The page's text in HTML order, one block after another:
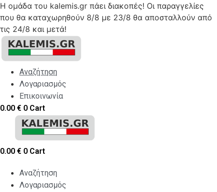
Η ομάδα του kalemis.gr πάει διακοπές! Οι παραγγελίες
που θα καταχωρηθούν 8/8 με 23/8 θα αποσταλλούν από
τις 24/8 και μετά!
Skip
content
Αναζήτηση
Λογαριασμός
Επικοινωνία
0.00 € 0 Cart
0.00 € 0 Cart
Αναζήτηση
Λογαριασμός